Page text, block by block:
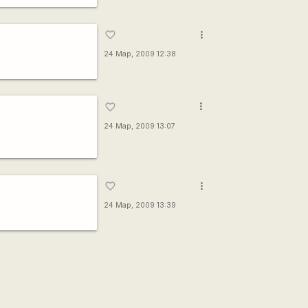
favorite_border
24 Мар, 2009 12:38
more_vert
favorite_border
24 Мар, 2009 13:07
more_vert
favorite_border
24 Мар, 2009 13:39
more_vert